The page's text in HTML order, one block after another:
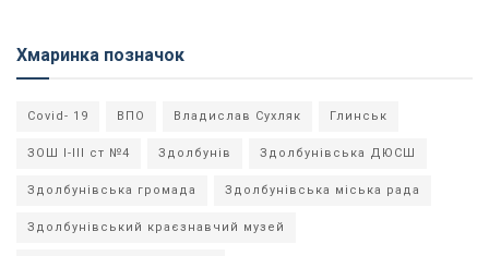
Хмаринка позначок
Covid- 19 ВПО Владислав Сухляк Глинськ
ЗОШ І-ІІІ ст №4 Здолбунів Здолбунівська ДЮСШ
Здолбунівська громада Здолбунівська міська рада
Здолбунівський краєзнавчий музей